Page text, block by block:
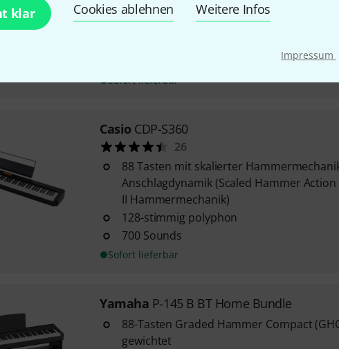
klar Cookies ablehnen Weitere Infos
Impressum
88 Tasten mit skalierter Hammermechanik
Hammer Action Keyboard II
Sofort lieferbar
Casio CDP-S360
26
88 Tasten mit skalierter
Anschlagdynamik (Scaled Hammer
II Hammermechanik)
128-stimmig polyphon
700 Sounds
Sofort lieferbar
Yamaha P-145 B BT Home Bundle
88-Tasten Graded Hammer Compact
gewichtet